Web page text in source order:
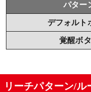
パター
デフォルト
覚醒ボ
リーチパターン/